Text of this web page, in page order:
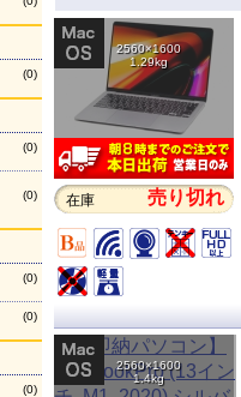
(0)
(0)
(0)
(0)
(0)
(0)
2560×1600
1.29kg
在庫 売り切れ
2560×1600
1.4kg